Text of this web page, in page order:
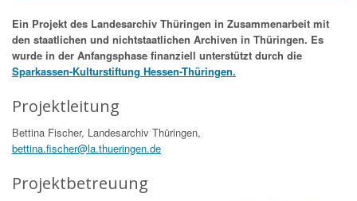
Ein Projekt des Landesarchiv Thüringen in Zusammenarbeit mit
den staatlichen und nichtstaatlichen Archiven in Thüringen. Es
wurde in der Anfangsphase finanziell unterstützt durch die
Sparkassen-Kulturstiftung Hessen-Thüringen.
Projektleitung
Bettina Fischer, Landesarchiv Thüringen,
bettina.fischer@la.thueringen.de
Projektbetreuung